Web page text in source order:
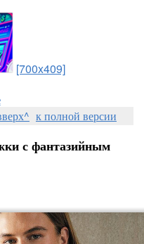
[700x409]
к полной версии
с фантазийным